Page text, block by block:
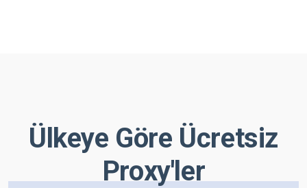
Ülkeye Göre Ücretsiz
Proxy'ler